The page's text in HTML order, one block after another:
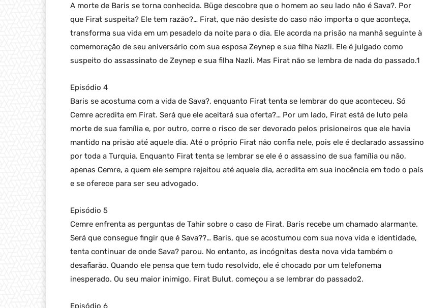
A morte de Baris se torna conhecida. Büge descobre que o homem ao seu lado não é Sava?. Por
que Firat suspeita? Ele tem razão?… Firat, que não desiste do caso não importa o que aconteça,
transforma sua vida em um pesadelo da noite para o dia. Ele acorda na prisão na manhã seguinte à
comemoração de seu aniversário com sua esposa Zeynep e sua filha Nazli. Ele é julgado como
suspeito do assassinato de Zeynep e sua filha Nazli. Mas Firat não se lembra de nada do passado.1
Episódio 4
Baris se acostuma com a vida de Sava?, enquanto Firat tenta se lembrar do que aconteceu. Só
Cemre acredita em Firat. Será que ele aceitará sua oferta?… Por um lado, Firat está de luto pela
morte de sua família e, por outro, corre o risco de ser devorado pelos prisioneiros que ele havia
mantido na prisão até aquele dia. Até o próprio Firat não confia nele, pois ele é declarado assassino
por toda a Turquia. Enquanto Firat tenta se lembrar se ele é o assassino de sua família ou não,
apenas Cemre, a quem ele sempre rejeitou até aquele dia, acredita em sua inocência em todo o país
e se oferece para ser seu advogado.
Episódio 5
Cemre enfrenta as perguntas de Tahir sobre o caso de Firat. Baris recebe um chamado alarmante.
Será que consegue fingir que é Sava??… Baris, que se acostumou com sua nova vida e identidade,
tenta continuar de onde Sava? parou. No entanto, as incógnitas desta nova vida também o
desafiarão. Quando ele pensa que tem tudo resolvido, ele é chocado por um telefonema
inesperado. Ou seu maior inimigo, Firat Bulut, começou a se lembrar do passado2.
Episódio 6